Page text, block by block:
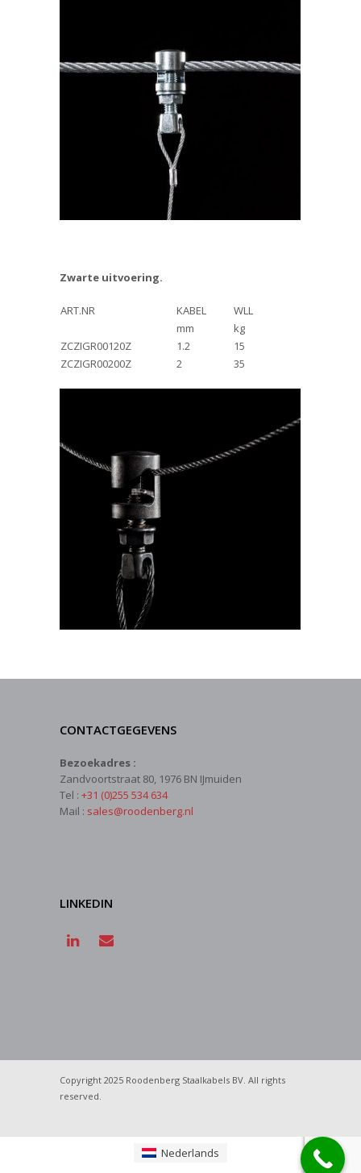
Zwarte uitvoering.
ART.NR KABEL
WLL
mm
kg
ZCZIGR00120Z
1.2
15
ZCZIGR00200Z
2 35
CONTACTGEGEVENS
Bezoekadres :
Zandvoortstraat 80, 1976 BN IJmuiden
Tel : +31 (0)255 534 634
Mail : sales@roodenberg.nl
LINKEDIN
Copyright 2025 Roodenberg Staalkabels BV. All rights
reserved.
Nederlands